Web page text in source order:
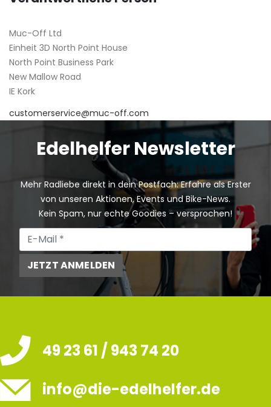
Muc-Off Ltd
Einheit 3D North Point House
North Point Business Park
New Mallow Road
IE Kork
customerservice@muc-off.com
Edelhelfer Newsletter
Mehr Radliebe direkt in dein Postfach: Erfahre als Erster
von unseren Aktionen, Events und Bike-News.
Kein Spam, nur echte Goodies – versprochen!
JETZT ANMELDEN
49 23 61 / 943 74 20
info@die-edelhelfer.de